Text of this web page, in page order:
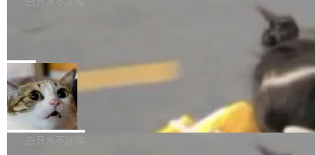
是把这段空隙补上。 回退到任何一次编辑：Delt
aDB 捕获 commit 之间的每一次操作，...
微软同期总资本开支的四成。 与亚马逊、Alpha
bet、微软以及 Meta 等传统科技巨头相比，Spa
ceXAI的资金消耗速度尤为引人瞩目。然而，支
撑庞大支出的资金来源却呈现出截然不同的面
貌。数据显示，微软和 Meta 主要依托充沛的经
一个在终端里运行的编程 agent；Muse Spark
1.2，驱动这个 agent 的新模型。一句话概括：
你可以用 curl -fsSL https://dev.meta.ai/install.
sh | bash 安装一个能在大项目里自动规划、写
代码、验证结果的 AI 终端工具。 据介绍，Muse
局
美团开源 LoHoSearch，用知识图谱校
准 AI 能力认知
机器出题的前提，是让机器拥有全局视野。整个
构建流程可以分为四个环节：建图 → 控制难度
白开水不加糖